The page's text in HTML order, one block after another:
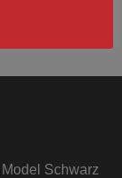
Schwarz